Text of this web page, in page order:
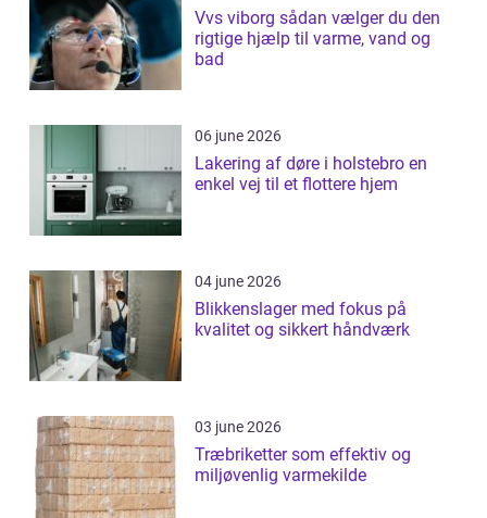
Vvs viborg sådan vælger du den
rigtige hjælp til varme, vand og
bad
06 june 2026
Lakering af døre i holstebro en
enkel vej til et flottere hjem
04 june 2026
Blikkenslager med fokus på
kvalitet og sikkert håndværk
03 june 2026
Træbriketter som effektiv og
miljøvenlig varmekilde